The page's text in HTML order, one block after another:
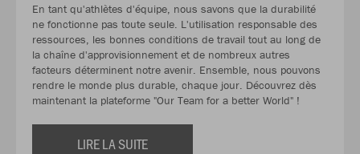
En tant qu'athlètes d'équipe, nous savons que la durabilité
ne fonctionne pas toute seule. L'utilisation responsable des
ressources, les bonnes conditions de travail tout au long de
la chaîne d'approvisionnement et de nombreux autres
facteurs déterminent notre avenir. Ensemble, nous pouvons
rendre le monde plus durable, chaque jour. Découvrez dès
maintenant la plateforme "Our Team for a better World" !
LIRE LA SUITE